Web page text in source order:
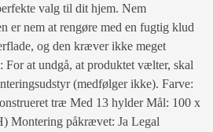
valg til dit hjem. Nem
er nem at rengøre med en fugtig klud
og den kræver ikke meget
For at undgå, at produktet vælter, skal
(medfølger ikke). Farve:
træ Med 13 hylder Mål: 100 x
Montering påkrævet: Ja Legal